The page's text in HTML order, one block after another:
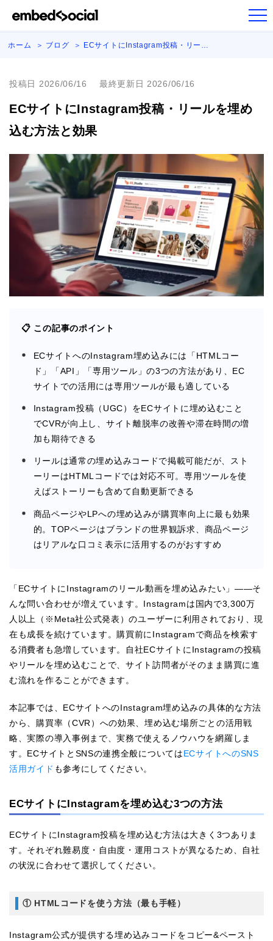
ホーム ブログ ECサイトにInstagram投稿・リー…
投稿日 2026/06/16 最終更新日 2026/06/16
ECサイトにInstagram投稿・リールを埋め
込む方法と効果
📋 この記事のポイント
ECサイトへのInstagram埋め込みには「HTMLコー
ド」「API」「専用ツール」の3つの方法があり、EC
サイトでの活用には専用ツールが最も適している
Instagram投稿（UGC）をECサイトに埋め込むこと
でCVRが向上し、サイト離脱率の改善や滞在時間の増
加も期待できる
リールは通常の埋め込みコードで掲載可能だが、スト
ーリーはHTMLコードでは対応不可。専用ツールを使
えばストーリーも含めて自動更新できる
商品ページやLPへの埋め込みが購買率向上に最も効果
的。TOPページはブランドの世界観訴求、商品ページ
はリアルな口コミ表示に活用するのがおすすめ
「ECサイトにInstagramのリール動画を埋め込みたい」——そ
んな問い合わせが増えています。Instagramは国内で3,300万
人以上（※Meta社公式発表）のユーザーに利用されており、現
在も成長を続けています。購買前にInstagramで商品を検索す
る消費者も急増しています。自社ECサイトにInstagramの投稿
やリールを埋め込むことで、サイト訪問者がそのまま購買に進
む流れを作ることができます。
本記事では、ECサイトへのInstagram埋め込みの具体的な方法
から、購買率（CVR）への効果、埋め込む場所ごとの活用戦
略、実際の導入事例まで、実務で使えるノウハウを網羅しま
す。ECサイトとSNSの連携全般についてはECサイトへのSNS
活用ガイド も参考にしてください。
ECサイトにInstagramを埋め込む3つの方法
ECサイトにInstagram投稿を埋め込む方法は大きく3つありま
す。それぞれ難易度・自由度・運用コストが異なるため、自社
の状況に合わせて選択してください。
① HTMLコードを使う方法（最も手軽）
Instagram公式が提供する埋め込みコードをコピー&ペースト